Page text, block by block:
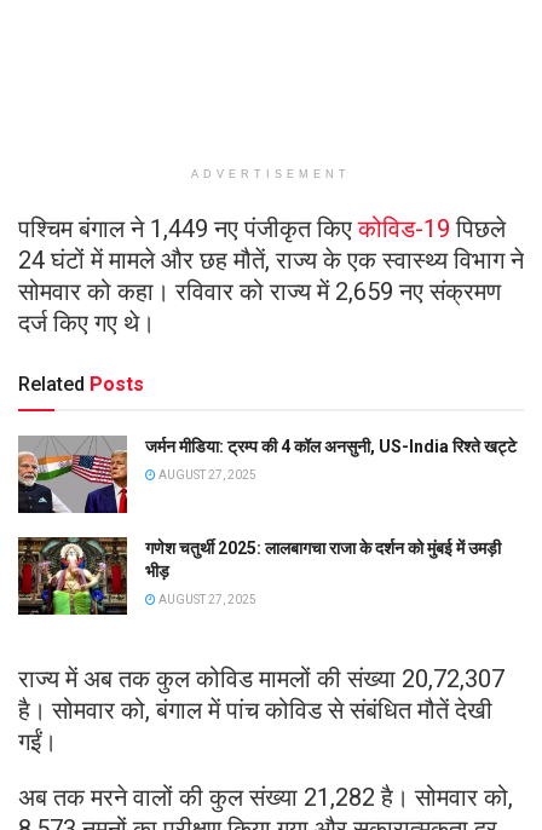
ADVERTISEMENT
पश्चिम बंगाल ने 1,449 नए पंजीकृत किएकोविड-19 पिछले
24 घंटों में मामले और छह मौतें, राज्य के एक स्वास्थ्य विभाग ने
सोमवार को कहा। रविवार को राज्य में 2,659 नए संक्रमण
दर्ज किए गए थे।
Related Posts
जर्मन मीडिया: ट्रम्प की 4 कॉल अनसुनी, US-India रिश्ते खट्टे
AUGUST 27, 2025
गणेश चतुर्थी 2025: लालबागचा राजा के दर्शन को मुंबई में उमड़ी
भीड़
AUGUST 27, 2025
राज्य में अब तक कुल कोविड मामलों की संख्या 20,72,307
है। सोमवार को, बंगाल में पांच कोविड से संबंधित मौतें देखी
गईं।
अब तक मरने वालों की कुल संख्या 21,282 है। सोमवार को,